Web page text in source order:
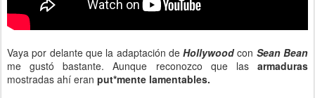
Vaya por delante que la adaptación deHollywoodcon Sean Bean
me gustó bastante. Aunque reconozco que las armaduras
mostradas ahí eran put*mente lamentables.